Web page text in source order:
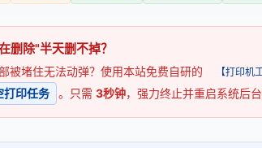
删除"半天删不掉？
被堵住无法动弹？使用本站免费自研的 【打印机
打印任务 。只需 3秒钟，强力终止并重启系统后